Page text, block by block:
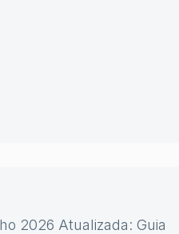
2026 Atualizada: Guia